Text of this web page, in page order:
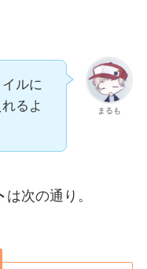
まるも
ルに
るよ
は次の通り。